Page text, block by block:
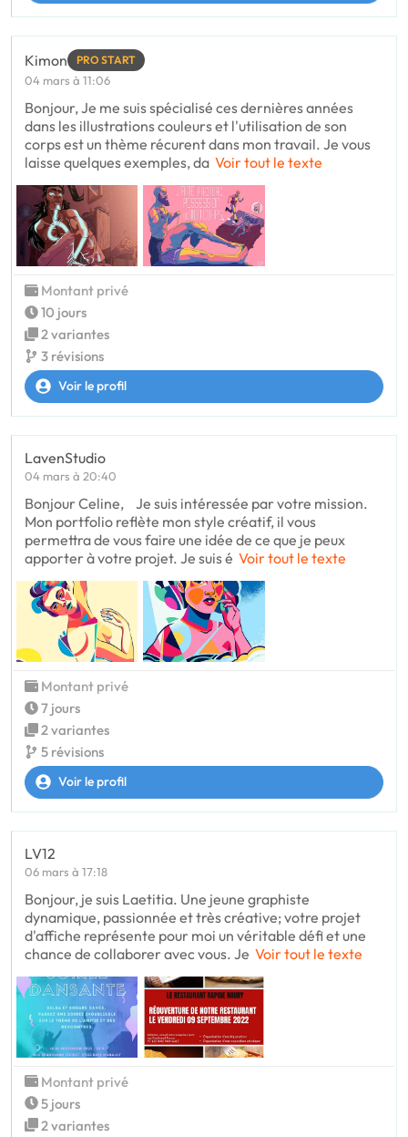
Kimon PRO START
04 mars à 11:06
Bonjour, Je me suis spécialisé ces dernières années
dans les illustrations couleurs et l'utilisation de son
corps est un thème récurent dans mon travail. Je vous
laisse quelques exemples, da Voir tout le texte
Montant privé
10 jours
2 variantes
3 révisions
Voir le profil
LavenStudio
04 mars à 20:40
Bonjour Celine, Je suis intéressée par votre mission.
Mon portfolio reflète mon style créatif, il vous
permettra de vous faire une idée de ce que je peux
apporter à votre projet. Je suis é Voir tout le texte
Montant privé
7 jours
2 variantes
5 révisions
Voir le profil
LV12
06 mars à 17:18
Bonjour, je suis Laetitia. Une jeune graphiste
dynamique, passionnée et très créative; votre projet
d'affiche représente pour moi un véritable défi et une
chance de collaborer avec vous. Je Voir tout le texte
Montant privé
5 jours
2 variantes